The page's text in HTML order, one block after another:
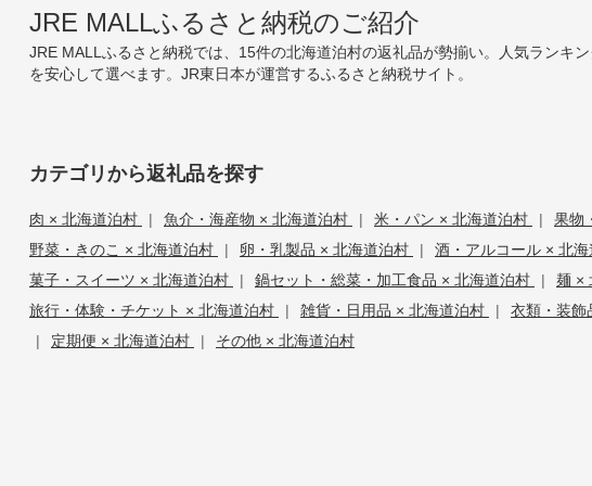
JRE MALLふるさと納税のご紹介
JRE MALLふるさと納税では、15件の北海道泊村の返礼品が勢揃い。人気ランキ
を安心して選べます。JR東日本が運営するふるさと納税サイト。
カテゴリから返礼品を探す
肉 × 北海道泊村 | 魚介・海産物 × 北海道泊村 | 米・パン × 北海道泊村 | 果物
野菜・きのこ × 北海道泊村
| 卵・乳製品 × 北海道泊村 | 酒・アルコール × 北
菓子・スイーツ × 北海道泊村
| 鍋セット・総菜・加工食品 × 北海道泊村 | 麺 ×
旅行・体験・チケット × 北海道泊村
| 雑貨・日用品 × 北海道泊村 | 衣類・装飾
|
定期便 × 北海道泊村 | その他 × 北海道泊村